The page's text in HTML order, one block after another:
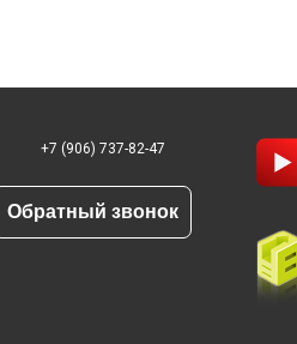
+7 (906) 737-82-47
Обратный звонок